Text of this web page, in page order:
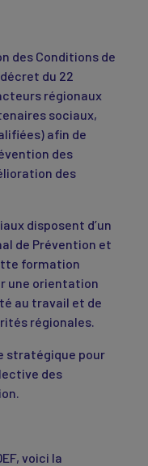
des Conditions de
du 22
régionaux
sociaux,
afin de
des
des
disposent d’un
de Prévention et
formation
une orientation
au travail et de
régionales.
stratégique pour
des
voici la